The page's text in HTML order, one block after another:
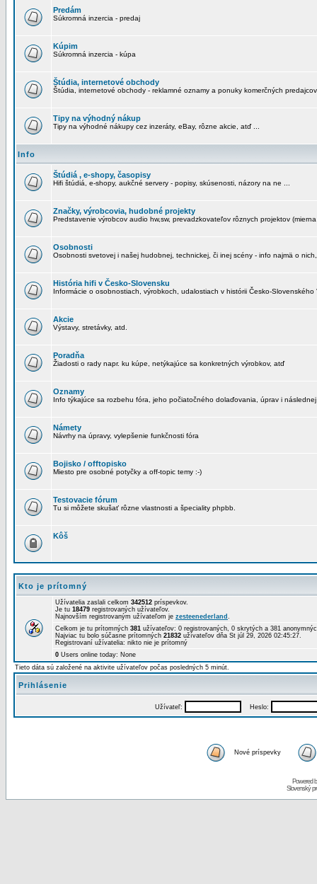
Predám
Súkromná inzercia - predaj
Kúpim
Súkromná inzercia - kúpa
Štúdia, internetové obchody
Štúdia, internetové obchody - reklamné oznamy a ponuky komerčných predajcov
Tipy na výhodný nákup
Tipy na výhodné nákupy cez inzeráty, eBay, rôzne akcie, atď ...
Info
Štúdiá , e-shopy, časopisy
Hifi štúdiá, e-shopy, aukčné servery - popisy, skúsenosti, názory na ne ...
Značky, výrobcovia, hudobné projekty
Predstavenie výrobcov audio hw,sw, prevadzkovateľov rôznych projektov
Osobnosti
Osobnosti svetovej i našej hudobnej, technickej, či inej scény - info najmä o
História hifi v Česko-Slovensku
Informácie o osobnostiach, výrobkoch, udalostiach v histórii Česko-Slovenského
Akcie
Výstavy, stretávky, atd.
Poradňa
Žiadosti o rady napr. ku kúpe, netýkajúce sa konkretných výrobkov, atď
Oznamy
Info týkajúce sa rozbehu fóra, jeho počiatočného dolaďovania, úprav i
Námety
Návrhy na úpravy, vylepšenie funkčnosti fóra
Bojisko / offtopisko
Miesto pre osobné potyčky a off-topic temy :-)
Testovacie fórum
Tu si môžete skušať rôzne vlastnosti a špeciality phpbb.
Kôš
Kto je prítomný
Užívatelia zaslali celkom 342512 príspevkov.
Je tu 18479 registrovaných užívateľov.
Najnovším registrovaným užívateľom je zesteenederland .
Celkom je tu prítomných 381 užívateľov: 0 registrovaných, 0 skrytých a 381
Najviac tu bolo súčasne prítomných 21832 užívateľov dňa St júl 29, 2026 02:45:27.
Registrovaní užívatelia: nikto nie je prítomný
0 Users online today: None
Tieto dáta sú založené na aktivite užívateľov počas posledných 5 minút.
Prihlásenie
Užívateľ: Heslo:
Nové príspevky
Powered
Slovenský